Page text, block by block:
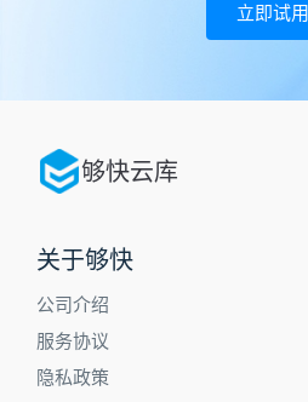
立即试用
够快云库
关于够快
公司介绍
服务协议
隐私政策